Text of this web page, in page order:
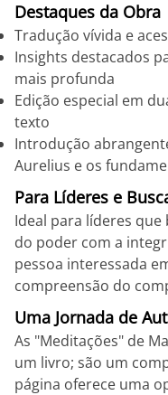
Destaques da Obra
Tradução vívida e
Insights destacados
mais profunda
Edição especial em
texto
Introdução
Aurelius e os
Para Líderes e
Ideal para líderes que
do poder com a
pessoa interessada
compreensão do
Uma Jornada de
As "Meditações" de
um livro; são um
página oferece uma